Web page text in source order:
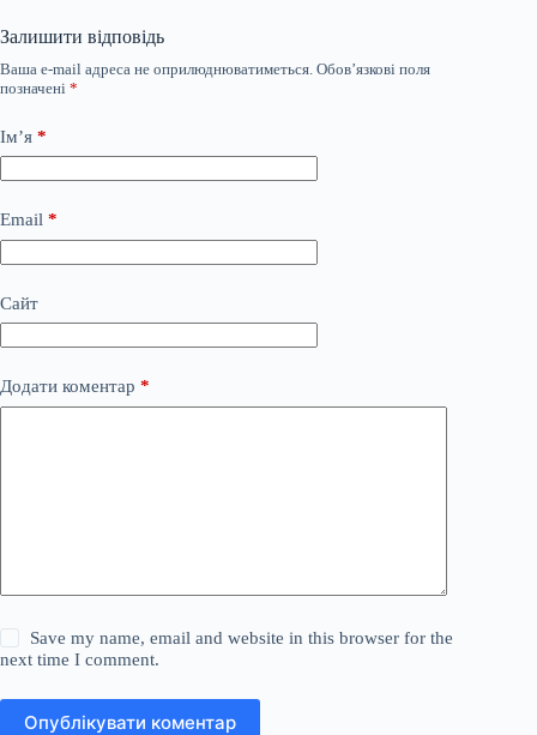
Залишити відповідь
Ваша e-mail адреса не оприлюднюватиметься. Обов’язкові поля
позначені *
Ім’я *
Email *
Сайт
Додати коментар *
Save my name, email and website in this browser for the
next time I comment.
Опублікувати коментар